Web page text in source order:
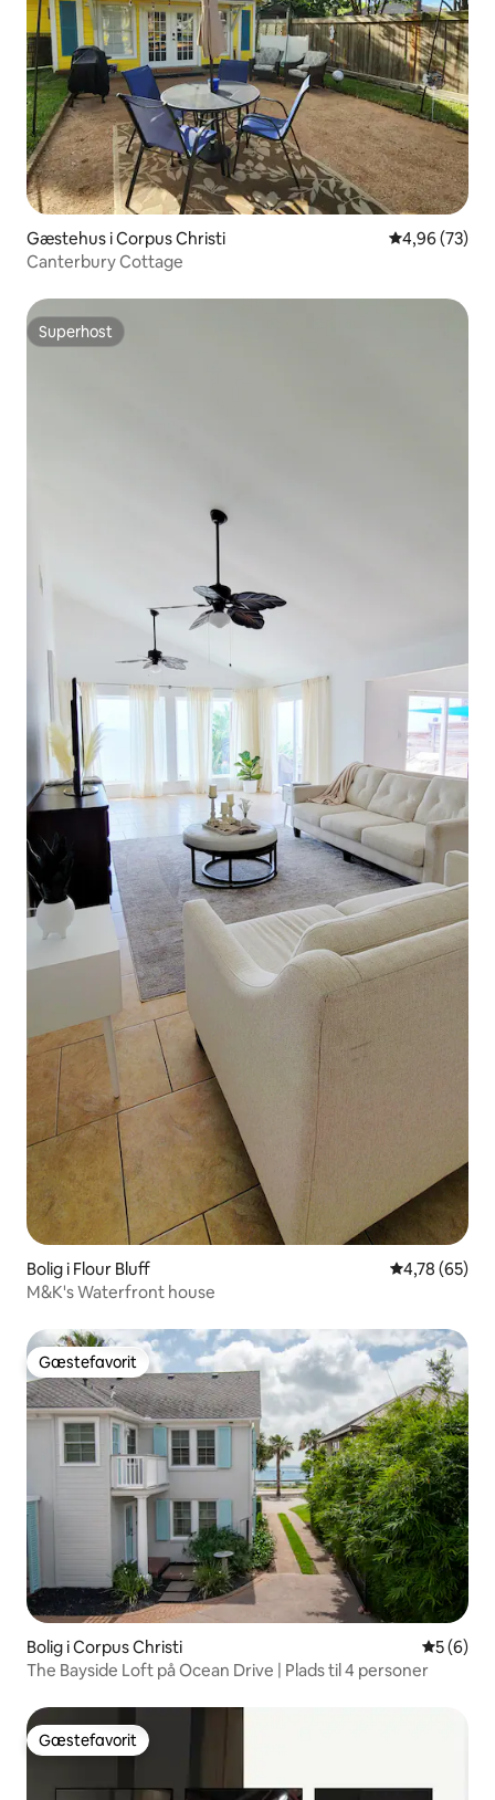
Gæstehus i Corpus Christi 4,96 ud af 5 i
4,96 (73)
Canterbury Cottage
Superhost
Superhost
Bolig i Flour Bluff 4,78 ud af 5 i
4,78 (65)
M&K's Waterfront house
Gæstefavorit
Gæstefavorit
Bolig i Corpus Christi 5 ud af 5
5 (6)
The Bayside Loft på Ocean Drive | Plads til 4 personer
Gæstefavorit
Gæstefavorit